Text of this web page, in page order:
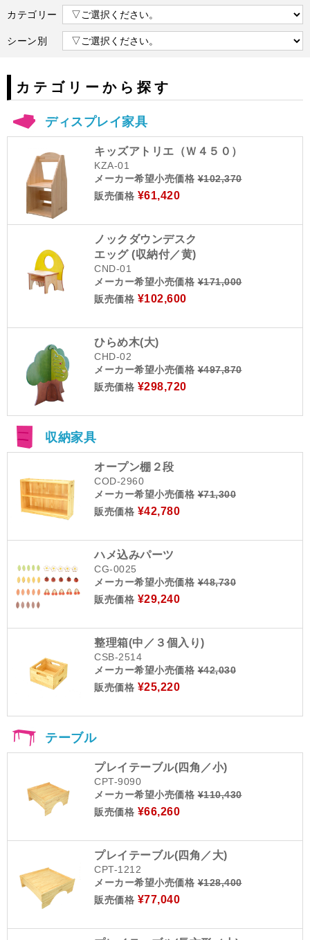
カテゴリー
シーン別
カテゴリーから探す
ディスプレイ家具
キッズアトリエ（Ｗ４５０）
KZA-01
メーカー希望小売価格¥102,370
販売価格 ¥61,420
ノックダウンデスク
エッグ (収納付／黄)
CND-01
メーカー希望小売価格¥171,000
販売価格 ¥102,600
ひらめ木(大)
CHD-02
メーカー希望小売価格¥497,870
販売価格 ¥298,720
収納家具
オープン棚２段
COD-2960
メーカー希望小売価格¥71,300
販売価格 ¥42,780
ハメ込みパーツ
CG-0025
メーカー希望小売価格¥48,730
販売価格 ¥29,240
整理箱(中／３個入り)
CSB-2514
メーカー希望小売価格¥42,030
販売価格 ¥25,220
テーブル
プレイテーブル(四角／小)
CPT-9090
メーカー希望小売価格¥110,430
販売価格 ¥66,260
プレイテーブル(四角／大)
CPT-1212
メーカー希望小売価格¥128,400
販売価格 ¥77,040